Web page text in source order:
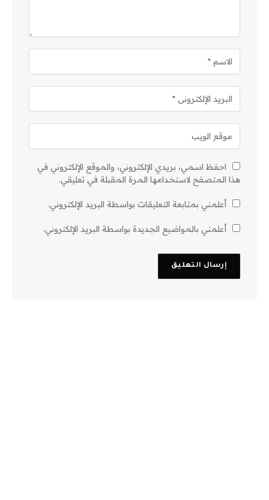
احفظ اسمي، بريدي الإلكتروني، والموقع الإلكتروني في
هذا المتصفح لاستخدامها المرة المقبلة في تعليقي.
أعلمني بمتابعة التعليقات بواسطة البريد الإلكتروني.
أعلمني بالمواضيع الجديدة بواسطة البريد الإلكتروني.